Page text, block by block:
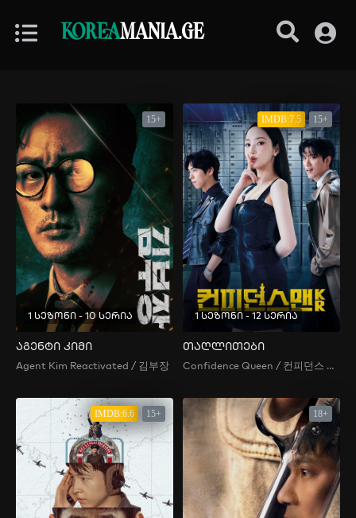
KOREAMANIA.GE
15+
1 სეზონი - 10 სერია
აგენტი კიმი
Agent Kim Reactivated / 김부장
IMDB:7.5 15+
1 სეზონი - 12 სერია
თაღლითები
Confidence Queen / 컨피던스 맨 KR / The Confidence Man KR /
IMDB:6.6 15+ 18+